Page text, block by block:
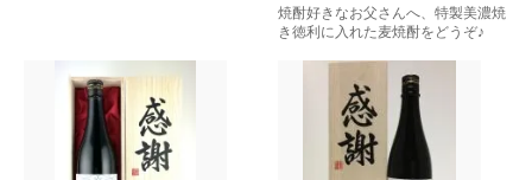
焼酎好きなお父さんへ、特製美濃焼
き徳利に入れた麦焼酎をどうぞ♪